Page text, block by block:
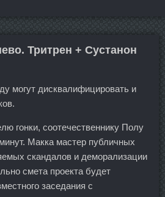
Тритрен + Сустанон
могут дисквалифицировать и
гонки, соотечественнику Полу
Макка мастер публичных
скандалов и деморализации
смета проекта будет
заседания с